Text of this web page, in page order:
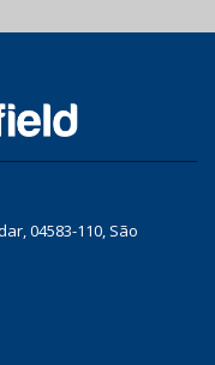
04583-110, São